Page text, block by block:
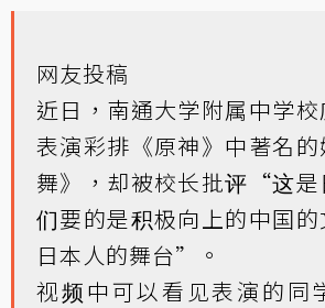
网友投稿
近日，南通大学附属中学
表演彩排《原神》中著名
舞》，却被校长批评“这是
们要的是积极向上的中国
日本人的舞台”。
视频中可以看见表演的同